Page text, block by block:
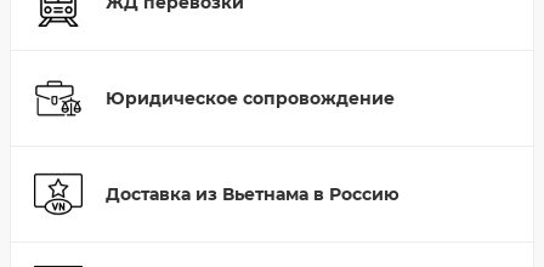
Юридическое сопровождение
Доставка из Вьетнама в Россию